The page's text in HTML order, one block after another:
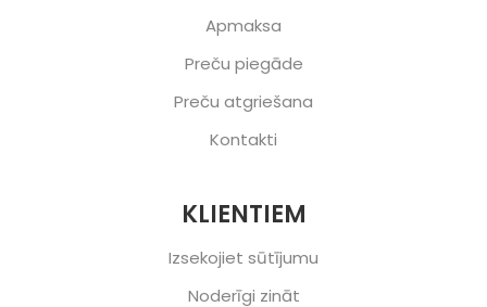
Apmaksa
Preču piegāde
Preču atgriešana
Kontakti
KLIENTIEM
Izsekojiet sūtījumu
Noderīgi zināt